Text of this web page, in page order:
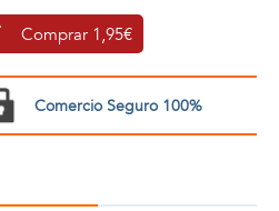
Comprar 1,95€
Comercio Seguro 100%